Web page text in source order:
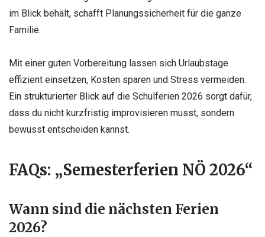
im Blick behält, schafft Planungssicherheit für die ganze
Familie.
Mit einer guten Vorbereitung lassen sich Urlaubstage
effizient einsetzen, Kosten sparen und Stress vermeiden.
Ein strukturierter Blick auf die Schulferien 2026 sorgt dafür,
dass du nicht kurzfristig improvisieren musst, sondern
bewusst entscheiden kannst.
FAQs: „Semesterferien NÖ 2026“
Wann sind die nächsten Ferien
2026?